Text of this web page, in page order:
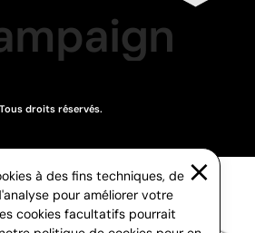
droits réservés.
à des fins techniques, de
pour améliorer votre
cookies facultatifs pourrait